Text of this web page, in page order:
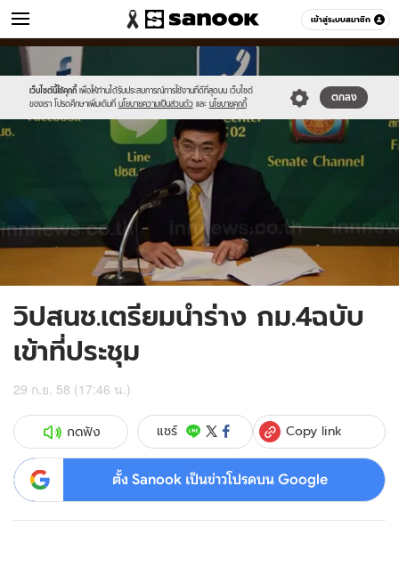
เข้าสู่ระบบสมาชิก
ข่าว หมวดอื่นๆ
เว็บไซต์นี้ใช้คุกกี้ เพื่อให้ท่านได้รับประสบการณ์การใช้งานที่ดีที่สุดบน เว็บไซต์
ของเรา โปรดศึกษาเพิ่มเติมที่ นโยบายความเป็นส่วนตัว และ นโยบายคุกกี้
ตกลง
Sanook
//s.isanook.com/sr/0/images/logo-
new-
sanook.png
600
60
//s.isanook.com/ns/0/ud/374/1873802/649107-
01.jpg
วิปสนช.เตรียมนำร่าง กม.4ฉบับ
เข้าที่ประชุม
29 ก.ย. 58 (17:46 น.)
กดฟัง แชร์ Copy link
ตั้ง Sanook เป็นข่าวโปรดบน Google